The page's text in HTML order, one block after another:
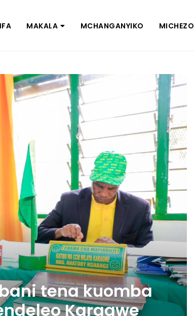
MAKALA MCHANGANYIKO MICHEZO
tena kuomba
Karagwe